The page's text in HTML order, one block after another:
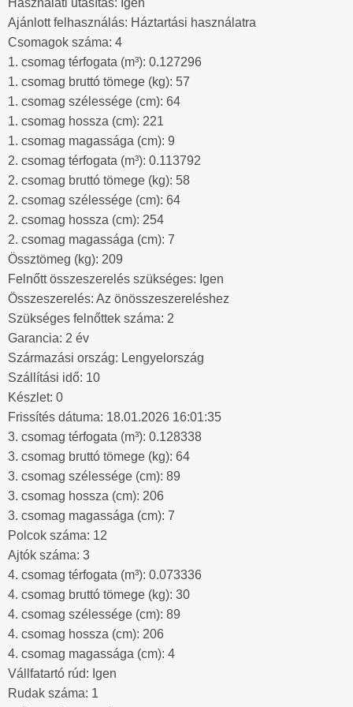
Használati utasítás: Igen
Ajánlott felhasználás: Háztartási használatra
Csomagok száma: 4
1. csomag térfogata (m³): 0.127296
1. csomag bruttó tömege (kg): 57
1. csomag szélessége (cm): 64
1. csomag hossza (cm): 221
1. csomag magassága (cm): 9
2. csomag térfogata (m³): 0.113792
2. csomag bruttó tömege (kg): 58
2. csomag szélessége (cm): 64
2. csomag hossza (cm): 254
2. csomag magassága (cm): 7
Össztömeg (kg): 209
Felnőtt összeszerelés szükséges: Igen
Összeszerelés: Az önösszeszereléshez
Szükséges felnőttek száma: 2
Garancia: 2 év
Származási ország: Lengyelország
Szállítási idő: 10
Készlet: 0
Frissítés dátuma: 18.01.2026 16:01:35
3. csomag térfogata (m³): 0.128338
3. csomag bruttó tömege (kg): 64
3. csomag szélessége (cm): 89
3. csomag hossza (cm): 206
3. csomag magassága (cm): 7
Polcok száma: 12
Ajtók száma: 3
4. csomag térfogata (m³): 0.073336
4. csomag bruttó tömege (kg): 30
4. csomag szélessége (cm): 89
4. csomag hossza (cm): 206
4. csomag magassága (cm): 4
Vállfatartó rúd: Igen
Rudak száma: 1